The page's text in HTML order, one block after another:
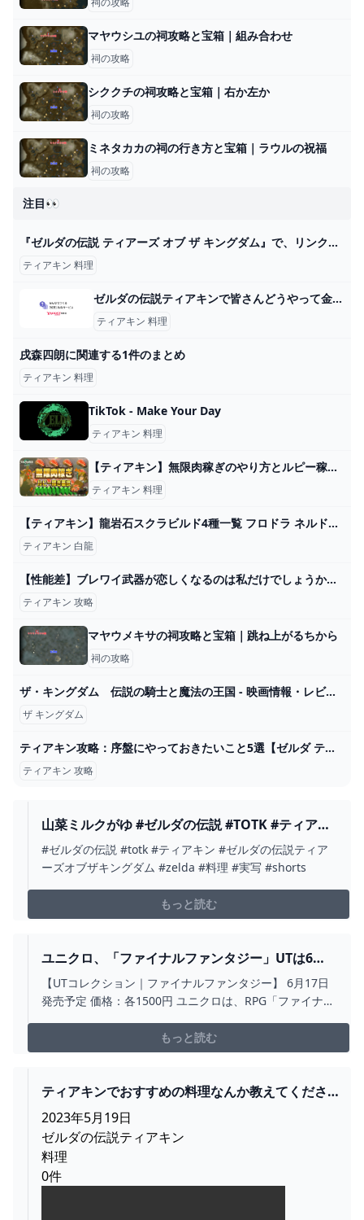
マヤウシユの祠攻略と宝箱｜組み合わせ
祠の攻略
シククチの祠攻略と宝箱｜右か左か
祠の攻略
ミネタカカの祠の行き方と宝箱｜ラウルの祝福
祠の攻略
注目👀
『ゼルダの伝説 ティアーズ オブ ザ キングダム』で、リンクは“料理中とにかくいろんな鼻歌”を歌う。なぜその曲を知っているのか、細かいことは気にするな - AUTOMATON
ティアキン 料理
ゼルダの伝説ティアキンで皆さんどうやって金策してますか？自分は... - Yahoo!知恵袋
ティアキン 料理
戌森四朗に関連する1件のまとめ
ティアキン 料理
TikTok - Make Your Day
ティアキン 料理
【ティアキン】無限肉稼ぎのやり方とルピー稼ぎのコツ！金策最効率【裏技】 - ゼルダ攻略Wikiティアキンまとめ速報
ティアキン 料理
【ティアキン】龍岩石スクラビルド4種一覧 フロドラ ネルドラ オルドラ 白龍 #tearsofthekingdom #ゼルダの伝説 #shorts #ゼルダの伝説ティアーズオブザキングダム - YouTube
ティアキン 白龍
【性能差】ブレワイ武器が恋しくなるのは私だけでしょうか？ティアキン武器とも徹底比較！【ゼルダの伝説ブレスオブザワイルド】【ゼルダの伝説ティアーズオブザキングダム】 - YouTube
ティアキン 攻略
マヤウメキサの祠攻略と宝箱｜跳ね上がるちから
祠の攻略
ザ・キングダム 伝説の騎士と魔法の王国 - 映画情報・レビュー・評価・あらすじ・動画配信 Filmarks映画
ザ キングダム
ティアキン攻略：序盤にやっておきたいこと5選【ゼルダ ティアーズ オブ ザ キングダム日記＃26】 - 電撃オンライン
ティアキン 攻略
山菜ミルクがゆ #ゼルダの伝説 #TOTK #ティアキ
ン #ゼルダの伝説ティアーズオブザキングダム
#ZELDA #料理 #実写 #SHORTS - YOUTUBE
#ゼルダの伝説 #totk #ティアキン #ゼルダの伝説ティア
ーズオブザキングダム #zelda #料理 #実写 #shorts
もっと読む
ユニクロ、「ファイナルファンタジー」UTは6月
17日発売！ モーグリやトルガルがモチーフのアイ
テム登場 - ライブドアニュース
【UTコレクション｜ファイナルファンタジー】 6月17日
発売予定 価格：各1500円 ユニクロは、RPG「ファイナル
もっと読む
ティアキンでおすすめの料理なんか教えてくださ
い！！！！ - ゼルダの伝説まとめ速報｜ティアキン｜
ワイ
2023年5月19日
ゼルダの伝説ティアキン
料理
0件